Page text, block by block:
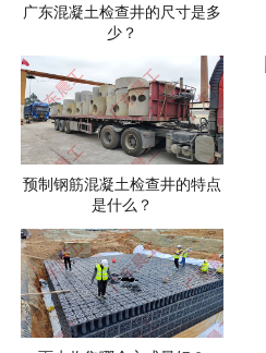
广东混凝土检查井的尺寸是多
少？
预制钢筋混凝土检查井的特点
是什么？